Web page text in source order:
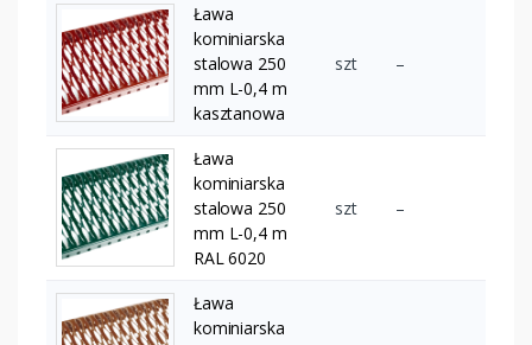
Ława
kominiarska
stalowa 250
mm L-0,4 m
kasztanowa
szt –
Ława
kominiarska
stalowa 250
mm L-0,4 m
RAL 6020
szt –
Ława
kominiarska